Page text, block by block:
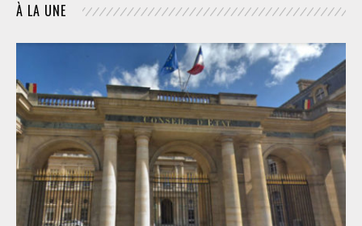
À LA UNE